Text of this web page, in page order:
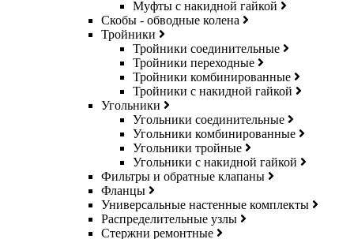
Муфты с накидной гайкой
Скобы - обводные колена
Тройники
Тройники соединительные
Тройники переходные
Тройники комбинированные
Тройники с накидной гайкой
Угольники
Угольники соединительные
Угольники комбинированные
Угольники тройные
Угольники с накидной гайкой
Фильтры и обратные клапаны
Фланцы
Универсальные настенные комплекты
Распределительные узлы
Стержни ремонтные